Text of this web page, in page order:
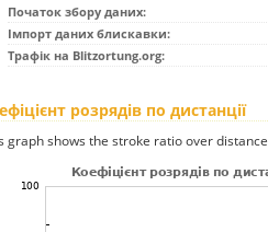
Початок збору даних:
Імпорт даних блискавки:
Трафік на Blitzortung.org:
розрядів по дистанції
graph shows the stroke ratio over